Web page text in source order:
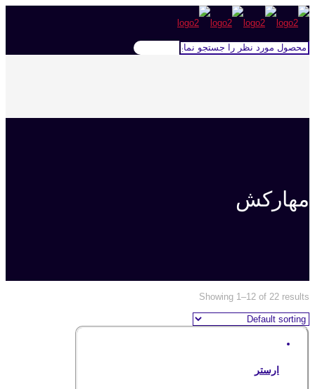
مهارکش
Showing 1–12 of 22 results
ارستر